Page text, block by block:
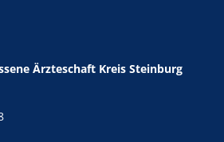
Ärzteschaft Kreis Steinburg